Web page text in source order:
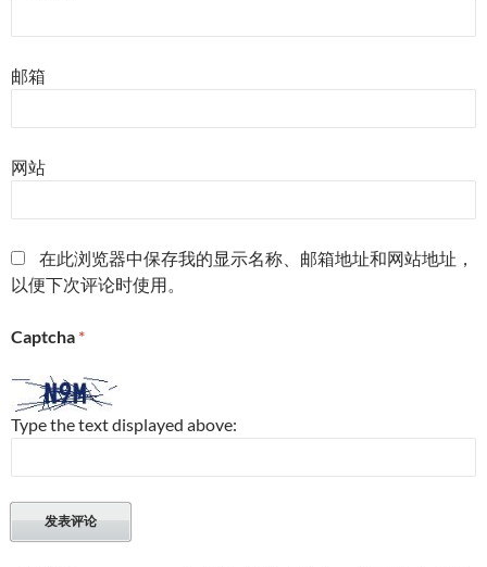
邮箱
网站
在此浏览器中保存我的显示名称、邮箱地址和网站地址，
以便下次评论时使用。
Captcha *
Type the text displayed above: